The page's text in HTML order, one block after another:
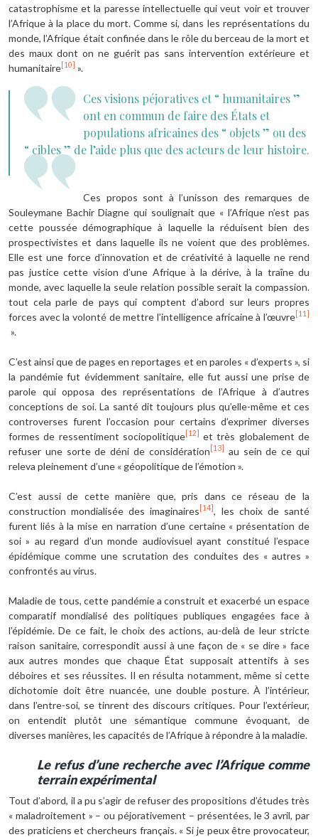
catastrophisme et la paresse intellectuelle qui veut voir et trouver
l’Afrique à la place du mort. Comme si, dans les représentations du
monde, l’Afrique était confinée dans le rôle du berceau de la mort et
des maux dont on ne guérit pas sans intervention extérieure et
humanitaire [10] ».
Ces visions péjoratives et “ humanitaires ”
ont en commun de faire des États et
populations africaines des “ objets ” ou des
“ cibles ” de l’aide plus que des acteurs de leur histoire.
Ces propos sont à l’unisson des remarques de
Souleymane Bachir Diagne qui soulignait que « l’Afrique n’est pas
cette poussée démographique à laquelle la réduisent bien des
prospectivistes et dans laquelle ils ne voient que des problèmes.
Elle est une force d’innovation et de créativité à laquelle ne rend
pas justice cette vision d’une Afrique à la dérive, à la traîne du
monde, avec laquelle la seule relation possible serait la compassion.
tout cela parle de pays qui comptent d’abord sur leurs propres
forces avec la volonté de mettre l’intelligence africaine à l’œuvre [11]
».
C’est ainsi que de pages en reportages et en paroles « d’experts », si
la pandémie fut évidemment sanitaire, elle fut aussi une prise de
parole qui opposa des représentations de l’Afrique à d’autres
conceptions de soi. La santé dit toujours plus qu’elle-même et ces
controverses furent l’occasion pour certains d’exprimer diverses
formes de ressentiment sociopolitique [12]
et très globalement de
refuser une sorte de déni de considération [13]
au sein de ce qui
releva pleinement d’une « géopolitique de l’émotion ».
C’est aussi de cette manière que, pris dans ce réseau de la
construction mondialisée des imaginaires [14] , les choix de santé
furent liés à la mise en narration d’une certaine « présentation de
soi » au regard d’un monde audiovisuel ayant constitué l’espace
épidémique comme une scrutation des conduites des « autres »
confrontés au virus.
Maladie de tous, cette pandémie a construit et exacerbé un espace
comparatif mondialisé des politiques publiques engagées face à
l’épidémie. De ce fait, le choix des actions, au-delà de leur stricte
raison sanitaire, correspondit aussi à une façon de « se dire » face
aux autres mondes que chaque État supposait attentifs à ses
déboires et ses réussites. Il en résulta notamment, même si cette
dichotomie doit être nuancée, une double posture. À l’intérieur,
dans l’entre-soi, se tinrent des discours critiques. Pour l’extérieur,
on entendit plutôt une sémantique commune évoquant, de
diverses manières, les capacités de l’Afrique à répondre à la maladie.
Le refus d’une recherche avec l’Afrique comme
terrain expérimental
Tout d’abord, il a pu s’agir de refuser des propositions d’études très
« maladroitement » – ou péjorativement – présentées, le 3 avril, par
des praticiens et chercheurs français. « Si je peux être provocateur,